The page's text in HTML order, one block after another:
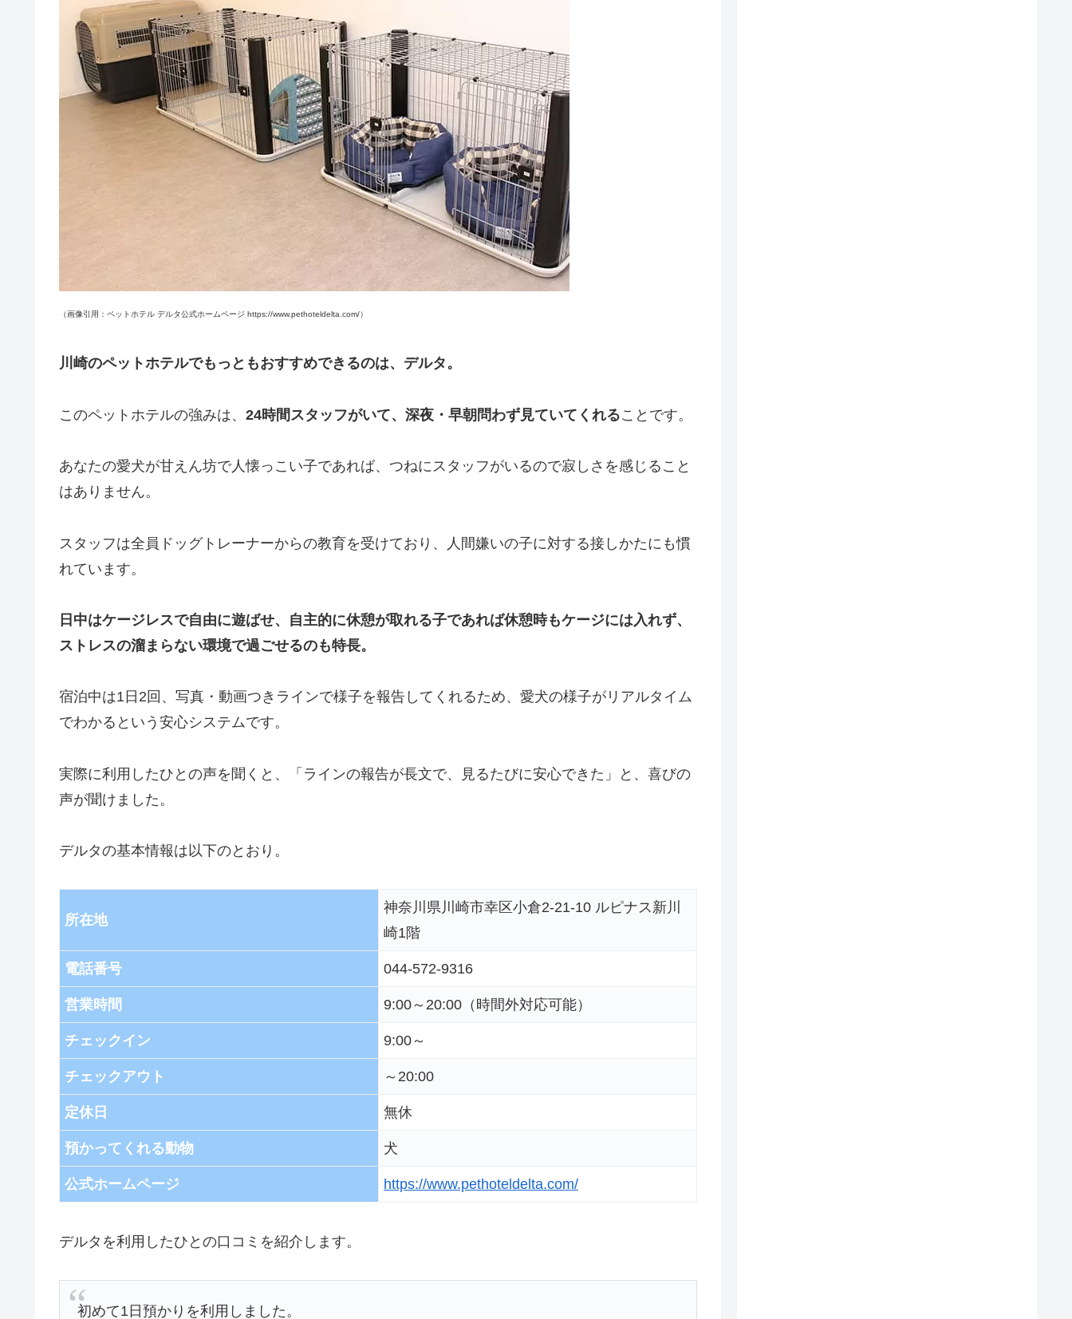
（画像引用：ペットホテル デルタ公式ホームページ https://www.pethoteldelta.com/）
川崎のペットホテルでもっともおすすめできるのは、デルタ。
このペットホテルの強みは、 24時間スタッフがいて、深夜・早朝問わず見ていてくれることです。
あなたの愛犬が甘えん坊で人懐っこい子であれば、つねにスタッフがいるので寂しさを感じること
はありません。
スタッフは全員ドッグトレーナーからの教育を受けており、人間嫌いの子に対する接しかたにも慣
れています。
日中はケージレスで自由に遊ばせ、自主的に休憩が取れる子であれば休憩時もケージには入れず、
ストレスの溜まらない環境で過ごせるのも特長。
宿泊中は1日2回、写真・動画つきラインで様子を報告してくれるため、愛犬の様子がリアルタイム
でわかるという安心システムです。
実際に利用したひとの声を聞くと、「ラインの報告が長文で、見るたびに安心できた」と、喜びの
声が聞けました。
デルタの基本情報は以下のとおり。
所在地
神奈川県川崎市幸区小倉2-21-10 ルピナス新川
崎1階
電話番号 044-572-9316
営業時間 9:00～20:00（時間外対応可能）
チェックイン 9:00～
チェックアウト ～20:00
定休日 無休
預かってくれる動物 犬
公式ホームページ https://www.pethoteldelta.com/
デルタを利用したひとの口コミを紹介します。
初めて1日預かりを利用しました。